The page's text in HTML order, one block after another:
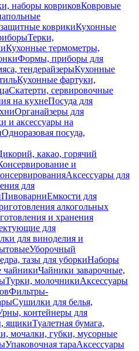
наборы ковриковКовровые
коврикиКухонные
Терки,
Кухонные термометры,
Формы, приборы для
тендерайзерыКухонные
Кухонные фартуки,
Скатерти, сервировочные
на кухнеПосуда для
Органайзеры для
и аксессуары на
Одноразовая посуда,
какао, горячий
и
Аксессуары для
для
ПивоварниЕмкости для
алкогольных
и хранения
для
для виноделия и
Уборочный
тазы для уборкиНаборы
чайникиЧайники заварочные,
Турки, молочникиАксессуары
Фильтры-
Сушилки для белья,
контейнеры для
ящикиТуалетная бумага,
мочалки, губки, мусорные
Упаковочная тараАксессуары